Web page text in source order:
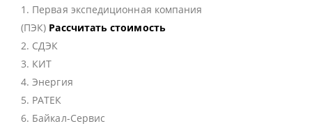
1. Первая экспедиционная компания
(ПЭК) Рассчитать стоимость
2. СДЭК
3. КИТ
4. Энергия
5. РАТЕК
6. Байкал-Сервис